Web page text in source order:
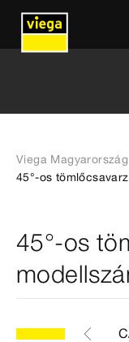
Viega Magyarország
45°-os
45°-os
Cimkék